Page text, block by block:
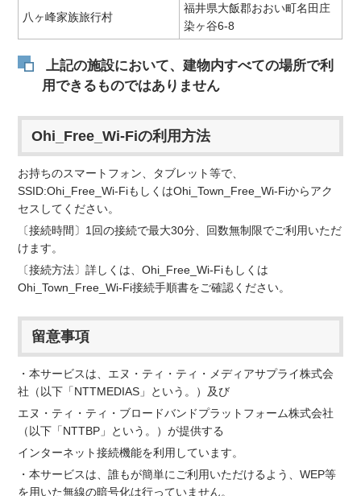
八ヶ峰家族旅行村
福井県大飯郡おおい町名田庄
染ヶ谷6-8
上記の施設において、建物内すべての場所で利
用できるものではありません
Ohi_Free_Wi-Fiの利用方法
お持ちのスマートフォン、タブレット等で、
SSID:Ohi_Free_Wi-FiもしくはOhi_Town_Free_Wi-Fiからアク
セスしてください。
〔接続時間〕1回の接続で最大30分、回数無制限でご利用いただ
けます。
〔接続方法〕詳しくは、Ohi_Free_Wi-Fiもしくは
Ohi_Town_Free_Wi-Fi接続手順書をご確認ください。
留意事項
・本サービスは、エヌ・ティ・ティ・メディアサプライ株式会
社（以下「NTTMEDIAS」という。）及び
エヌ・ティ・ティ・ブロードバンドプラットフォーム株式会社
（以下「NTTBP」という。）が提供する
インターネット接続機能を利用しています。
・本サービスは、誰もが簡単にご利用いただけるよう、WEP等
を用いた無線の暗号化は行っていません。